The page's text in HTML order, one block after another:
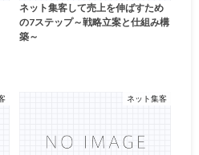
ネット集客して売上を伸ばすため
の7ステップ～戦略立案と仕組み構
築～
ネット集客